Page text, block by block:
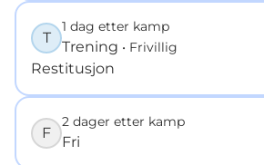
T
1 dag etter kamp
Trening • Frivillig
Restitusjon
F
2 dager etter kamp
Fri